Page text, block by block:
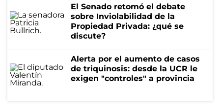
El Senado retomó el debate
sobre Inviolabilidad de la
Propiedad Privada: ¿qué se
discute?
Alerta por el aumento de casos
de triquinosis: desde la UCR le
exigen "controles" a provincia